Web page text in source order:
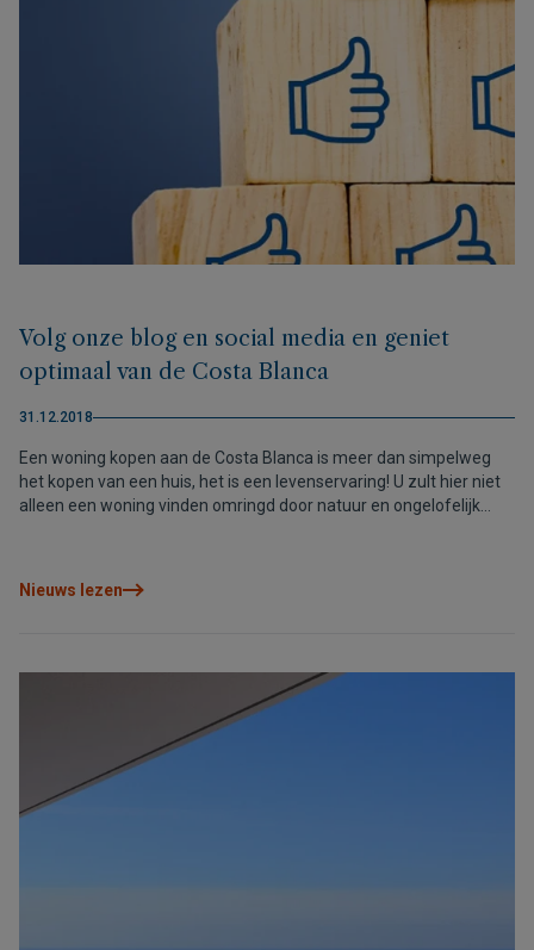
Volg onze blog en social media en geniet
optimaal van de Costa Blanca
31.12.2018
Een woning kopen aan de Costa Blanca is meer dan simpelweg
het kopen van een huis, het is een levenservaring! U zult hier niet
alleen een woning vinden omringd door natuur en ongelofelijk
een internationale gemeenschap.
Nieuws lezen